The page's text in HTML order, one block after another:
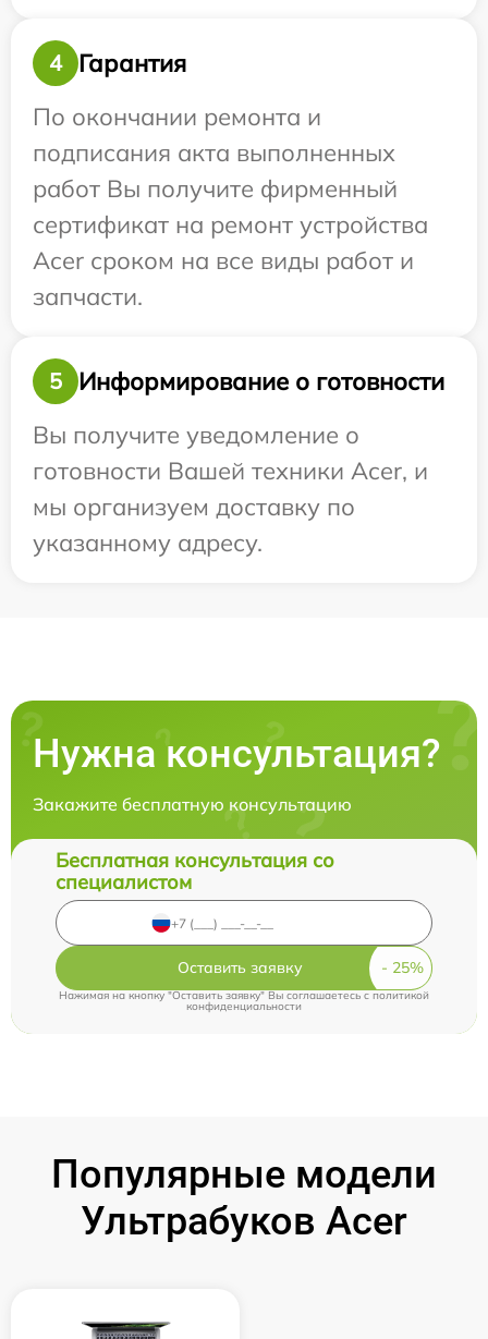
4
Гарантия
По окончании ремонта и
подписания акта выполненных
работ Вы получите фирменный
сертификат на ремонт устройства
Acer сроком на все виды работ и
запчасти.
5
Информирование о готовности
Вы получите уведомление о
готовности Вашей техники Acer, и
мы организуем доставку по
указанному адресу.
Нужна консультация?
Закажите бесплатную консультацию
Бесплатная консультация со
специалистом
Оставить заявку
Нажимая на кнопку "Оставить заявку" Вы соглашаетесь cполитикой
конфиденциальности
Популярные модели
Ультрабуков Acer